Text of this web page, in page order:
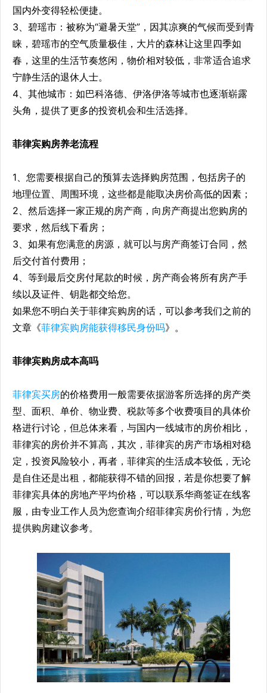
国内外变得轻松便捷。
3、碧瑶市：被称为“避暑天堂”，因其凉爽的气候而受到青
睐，碧瑶市的空气质量极佳，大片的森林让这里四季如
春，这里的生活节奏悠闲，物价相对较低，非常适合追求
宁静生活的退休人士。
4、其他城市：如巴科洛德、伊洛伊洛等城市也逐渐崭露
头角，提供了更多的投资机会和生活选择。
菲律宾购房养老流程
1、您需要根据自己的预算去选择购房范围，包括房子的
地理位置、周围环境，这些都是能取决房价高低的因素；
2、然后选择一家正规的房产商，向房产商提出您购房的
要求，然后线下看房；
3、如果有您满意的房源，就可以与房产商签订合同，然
后交付首付费用；
4、等到最后交房付尾款的时候，房产商会将所有房产手
续以及证件、钥匙都交给您。
如果您不明白关于菲律宾购房的话，可以参考我们之前的
文章《菲律宾购房能获得移民身份吗》。
菲律宾购房成本高吗
菲律宾买房的价格费用一般需要依据游客所选择的房产类
型、面积、单价、物业费、税款等多个收费项目的具体价
格进行讨论，但总体来看，与国内一线城市的房价相比，
菲律宾的房价并不算高，其次，菲律宾的房产市场相对稳
定，投资风险较小，再者，菲律宾的生活成本较低，无论
是自住还是出租，都能获得不错的回报，若是你想要了解
菲律宾具体的房地产平均价格，可以联系华商签证在线客
服，由专业工作人员为您查询介绍菲律宾房价行情，为您
提供购房建议参考。